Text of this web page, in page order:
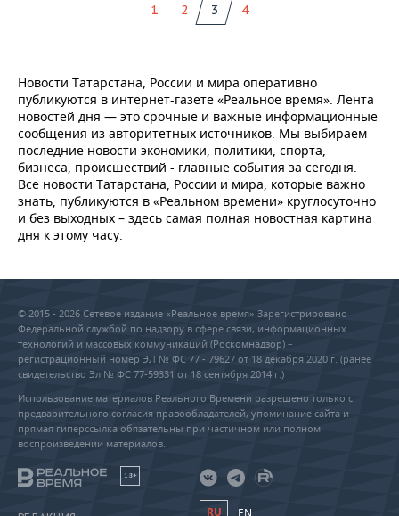
1 2 3 4
Новости Татарстана, России и мира оперативно
публикуются в интернет-газете «Реальное время». Лента
новостей дня — это срочные и важные информационные
сообщения из авторитетных источников. Мы выбираем
последние новости экономики, политики, спорта,
бизнеса, происшествий - главные события за сегодня.
Все новости Татарстана, России и мира, которые важно
знать, публикуются в «Реальном времени» круглосуточно
и без выходных – здесь самая полная новостная картина
дня к этому часу.
© 2015 - 2026 Сетевое издание «Реальное время» Зарегистрировано
Федеральной службой по надзору в сфере связи, информационных
технологий и массовых коммуникаций (Роскомнадзор) –
регистрационный номер ЭЛ № ФС 77 - 79627 от 18 декабря 2020 г. (ранее
свидетельство Эл № ФС 77-59331 от 18 сентября 2014 г.)
Использование материалов Реального Времени разрешено только с
предварительного согласия правообладателей, упоминание сайта и
прямая гиперссылка обязательны при частичном или полном
воспроизведении материалов.
18+
RU EN